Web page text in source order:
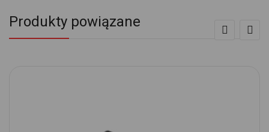
Produkty powiązane